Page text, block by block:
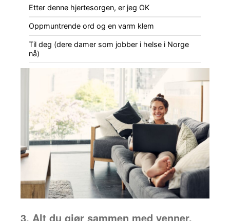
Etter denne hjertesorgen, er jeg OK
Oppmuntrende ord og en varm klem
Til deg (dere damer som jobber i helse i Norge
nå)
3. Alt du gjør sammen med venner,